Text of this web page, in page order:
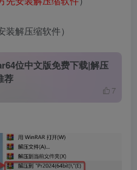
装解压缩软件）
位中文版免费下载|解压
荐
7